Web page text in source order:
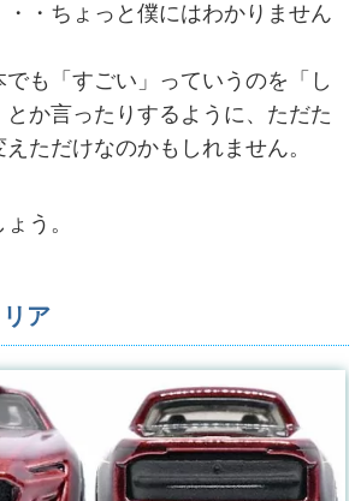
・・ちょっと僕にはわかりません
でも「すごい」っていうのを「し
とか言ったりするように、ただた
ただけなのかもしれません。
う。
ア